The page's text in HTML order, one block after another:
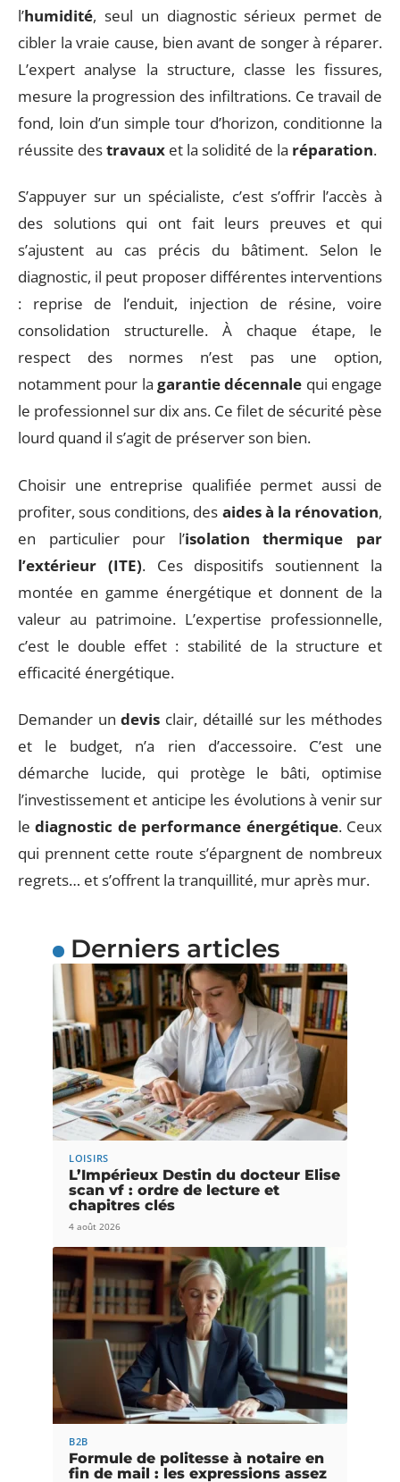
l’humidité, seul un diagnostic sérieux permet de
cibler la vraie cause, bien avant de songer à réparer.
L’expert analyse la structure, classe les fissures,
mesure la progression des infiltrations. Ce travail de
fond, loin d’un simple tour d’horizon, conditionne la
réussite destravaux et la solidité de la réparation.
S’appuyer sur un spécialiste, c’est s’offrir l’accès à
des solutions qui ont fait leurs preuves et qui
s’ajustent au cas précis du bâtiment. Selon le
diagnostic, il peut proposer différentes interventions
: reprise de l’enduit, injection de résine, voire
consolidation structurelle. À chaque étape, le
respect des normes n’est pas une option,
notamment pour la garantie décennale qui engage
le professionnel sur dix ans. Ce filet de sécurité pèse
lourd quand il s’agit de préserver son bien.
Choisir une entreprise qualifiée permet aussi de
profiter, sous conditions, des aides à la rénovation,
en particulier pour l’isolation thermique par
l’extérieur (ITE). Ces dispositifs soutiennent la
montée en gamme énergétique et donnent de la
valeur au patrimoine. L’expertise professionnelle,
c’est le double effet : stabilité de la structure et
efficacité énergétique.
Demander undevis clair, détaillé sur les méthodes
et le budget, n’a rien d’accessoire. C’est une
démarche lucide, qui protège le bâti, optimise
l’investissement et anticipe les évolutions à venir sur
lediagnostic de performance énergétique. Ceux
qui prennent cette route s’épargnent de nombreux
regrets… et s’offrent la tranquillité, mur après mur.
Derniers articles
LOISIRS
L’Impérieux Destin du docteur Elise
scan vf : ordre de lecture et
chapitres clés
4 août 2026
B2B
Formule de politesse à notaire en
fin de mail : les expressions assez